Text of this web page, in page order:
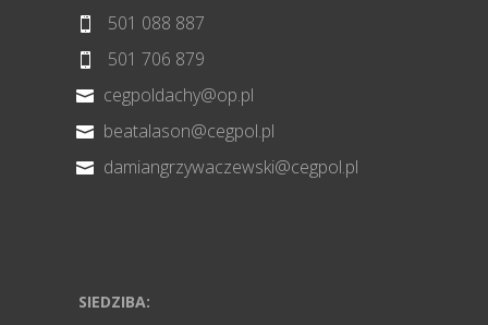
 501 088 887
 501 706 879
 cegpoldachy@op.pl
 beatalason@cegpol.pl
 damiangrzywaczewski@cegpol.pl
SIEDZIBA: